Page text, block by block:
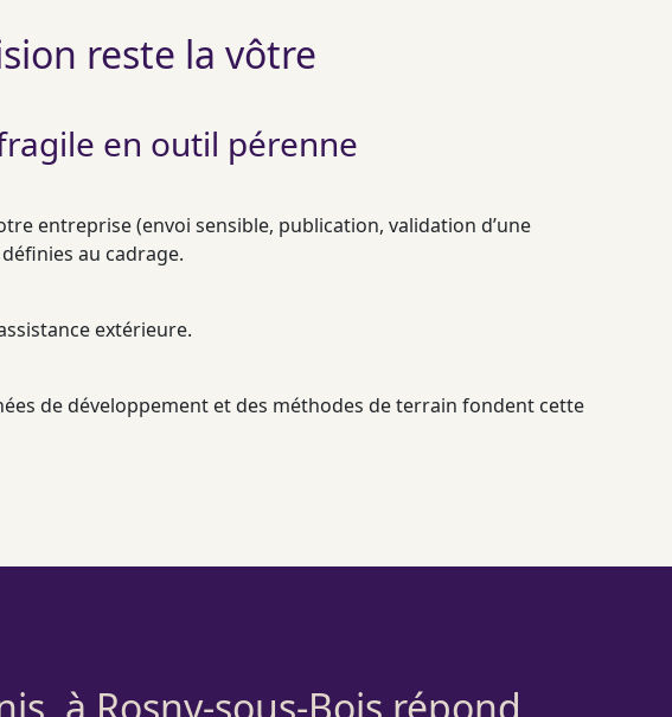
reste la vôtre
en outil pérenne
entreprise (envoi sensible, publication, validation d’une
au cadrage.
extérieure.
de développement et des méthodes de terrain fondent cette